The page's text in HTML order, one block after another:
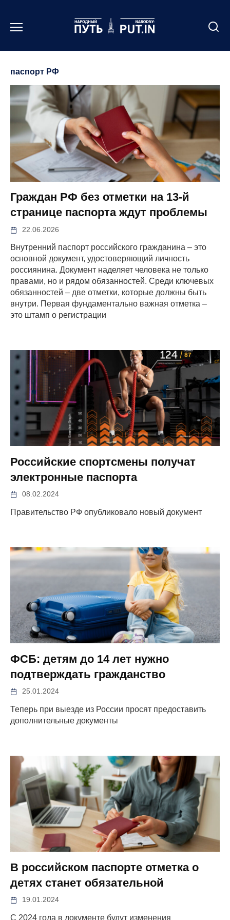
содержанию
паспорт РФ
Граждан РФ без отметки на 13-й
странице паспорта ждут проблемы
22.06.2026
Внутренний паспорт российского гражданина – это
основной документ, удостоверяющий личность
россиянина. Документ наделяет человека не только
правами, но и рядом обязанностей. Среди ключевых
обязанностей – две отметки, которые должны быть
внутри. Первая фундаментально важная отметка –
это штамп о регистрации
Российские спортсмены получат
электронные паспорта
08.02.2024
Правительство РФ опубликовало новый документ
ФСБ: детям до 14 лет нужно
подтверждать гражданство
25.01.2024
Теперь при выезде из России просят предоставить
дополнительные документы
В российском паспорте отметка о
детях станет обязательной
19.01.2024
С 2024 года в документе будут изменения